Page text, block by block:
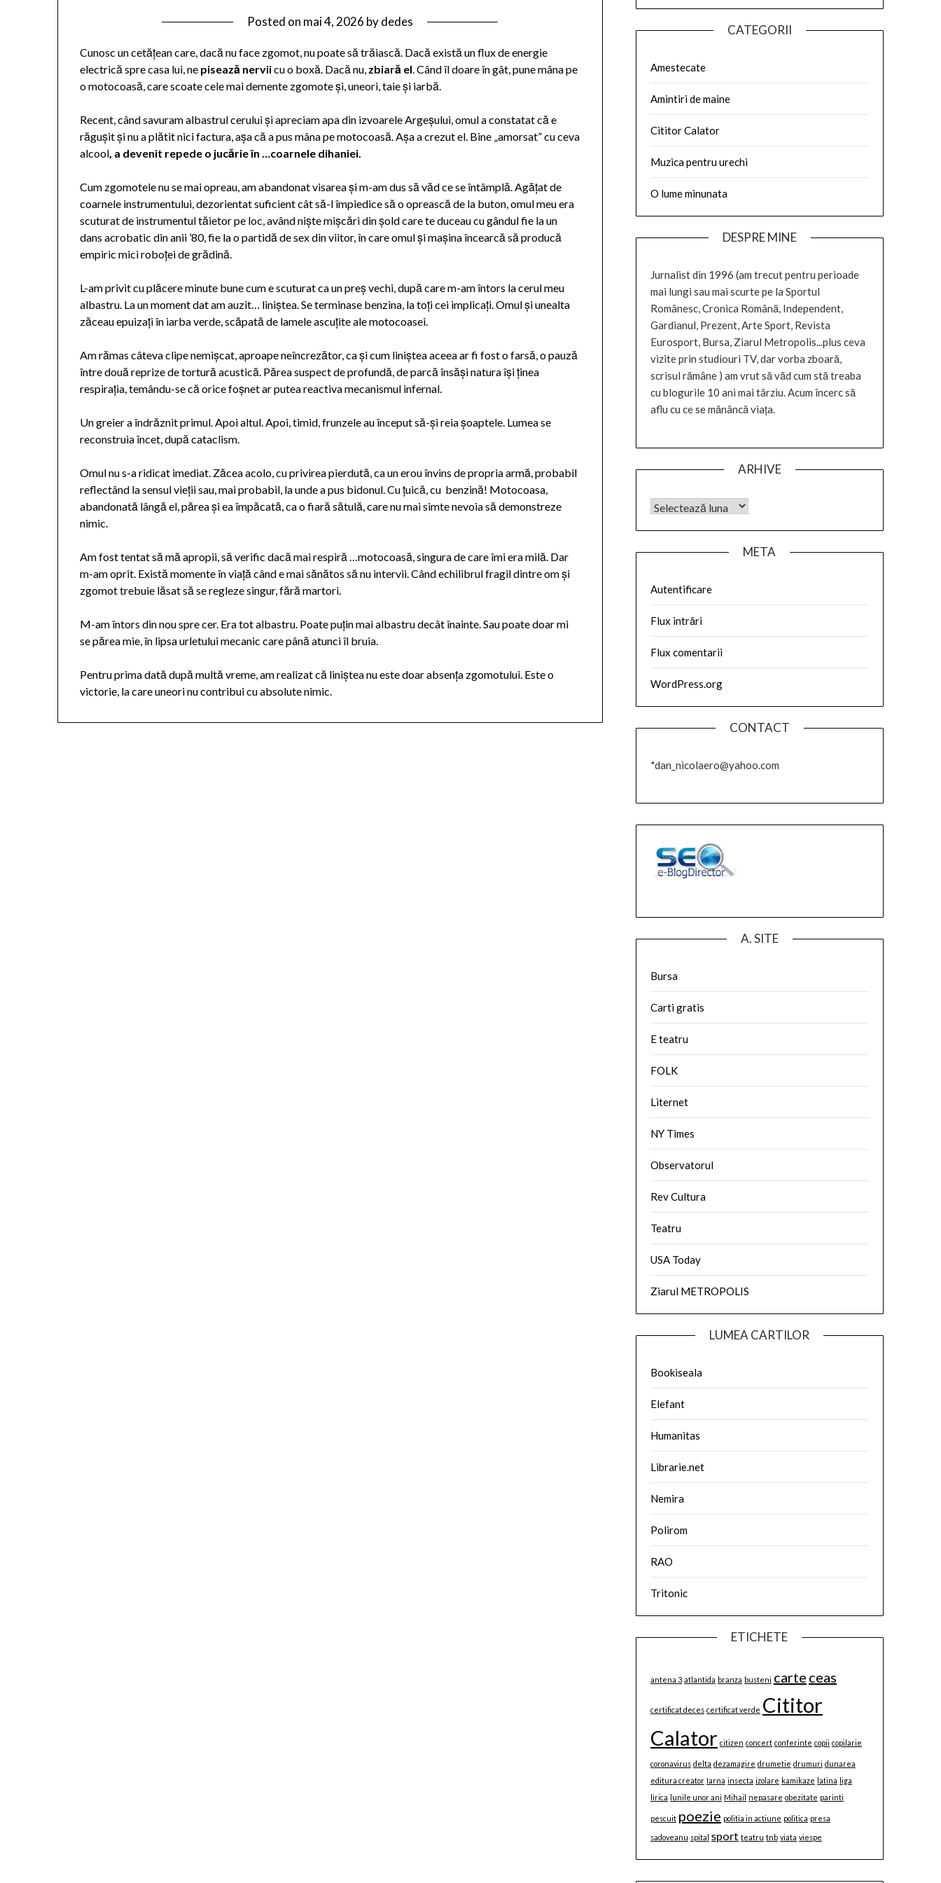
Posted on mai 4, 2026 bydedes
Cunosc un cetățean care, dacă nu face zgomot, nu poate să trăiască. Dacă există un flux de energie
electrică spre casa lui, ne pisează nerviicu o boxă. Dacă nu, zbiară el. Când îl doare în gât, pune mâna pe
o motocoasă, care scoate cele mai demente zgomote și, uneori, taie și iarbă.
Recent, când savuram albastrul cerului și apreciam apa din izvoarele Argeșului, omul a constatat că e
răgușit și nu a plătit nici factura, așa că a pus mâna pe motocoasă. Așa a crezut el. Bine „amorsat” cu ceva
alcool, a devenit repede o jucărie în …coarnele dihaniei.
Cum zgomotele nu se mai opreau, am abandonat visarea și m-am dus să văd ce se întâmplă. Agățat de
coarnele instrumentului, dezorientat suficient cât să-l împiedice să o oprească de la buton, omul meu era
scuturat de instrumentul tăietor pe loc, având niște mișcări din șold care te duceau cu gândul fie la un
dans acrobatic din anii ’80, fie la o partidă de sex din viitor, în care omul și mașina încearcă să producă
empiric mici roboței de grădină.
L-am privit cu plăcere minute bune cum e scuturat ca un preș vechi, după care m-am întors la cerul meu
albastru. La un moment dat am auzit… liniștea. Se terminase benzina, la toți cei implicați. Omul și unealta
zăceau epuizați în iarba verde, scăpată de lamele ascuțite ale motocoasei.
Am rămas câteva clipe nemișcat, aproape neîncrezător, ca și cum liniștea aceea ar fi fost o farsă, o pauză
între două reprize de tortură acustică. Părea suspect de profundă, de parcă însăși natura își ținea
respirația, temându-se că orice foșnet ar putea reactiva mecanismul infernal.
Un greier a îndrăznit primul. Apoi altul. Apoi, timid, frunzele au început să-și reia șoaptele. Lumea se
reconstruia încet, după cataclism.
Omul nu s-a ridicat imediat. Zăcea acolo, cu privirea pierdută, ca un erou învins de propria armă, probabil
reflectând la sensul vieții sau, mai probabil, la unde a pus bidonul. Cu țuică, cu benzină! Motocoasa,
abandonată lângă el, părea și ea împăcată, ca o fiară sătulă, care nu mai simte nevoia să demonstreze
nimic.
Am fost tentat să mă apropii, să verific dacă mai respiră …motocoasă, singura de care îmi era milă. Dar
m-am oprit. Există momente în viață când e mai sănătos să nu intervii. Când echilibrul fragil dintre om și
zgomot trebuie lăsat să se regleze singur, fără martori.
M-am întors din nou spre cer. Era tot albastru. Poate puțin mai albastru decât înainte. Sau poate doar mi
se părea mie, în lipsa urletului mecanic care până atunci îl bruia.
Pentru prima dată după multă vreme, am realizat că liniștea nu este doar absența zgomotului. Este o
victorie, la care uneori nu contribui cu absolute nimic.
CATEGORII
Amestecate
Amintiri de maine
Cititor Calator
Muzica pentru urechi
O lume minunata
DESPRE MINE
Jurnalist din 1996 (am trecut pentru perioade
mai lungi sau mai scurte pe la Sportul
Românesc, Cronica Română, Independent,
Gardianul, Prezent, Arte Sport, Revista
Eurosport, Bursa, Ziarul Metropolis...plus ceva
vizite prin studiouri TV, dar vorba zboară,
scrisul rămâne ) am vrut să văd cum stă treaba
cu blogurile 10 ani mai târziu. Acum încerc să
aflu cu ce se mănâncă viața.
ARHIVE
META
Autentificare
Flux intrări
Flux comentarii
WordPress.org
CONTACT
*dan_nicolaero@yahoo.com
A. SITE
Bursa
Carti gratis
E teatru
FOLK
Liternet
NY Times
Observatorul
Rev Cultura
Teatru
USA Today
Ziarul METROPOLIS
LUMEA CARTILOR
Bookiseala
Elefant
Humanitas
Librarie.net
Nemira
Polirom
RAO
Tritonic
ETICHETE
antena 3 atlantida branza busteni carte ceas
certificat deces certificat verde Cititor
Calator citizen concert conferinte copii copilarie
coronavirus delta dezamagire drumetie drumuri dunarea
editura creator Iarna insecta izolare kamikaze latina liga
lirica
lunile unor ani Mihail nepasare obezitate parinti
pescuit poezie politia in actiune politica presa
sadoveanu spital sport teatru tnb viata viespe